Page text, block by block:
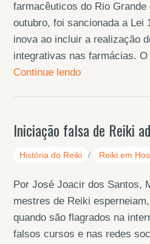
farmacêuticos do Rio
outubro, foi sancionada a Lei
inova ao incluir a realização
integrativas nas farmácias.
Continue lendo
Iniciação falsa de Reiki
História do Reiki / Reiki em
Por José Joacir dos Santos,
mestres de Reiki
quando são flagrados na
falsos cursos e nas redes